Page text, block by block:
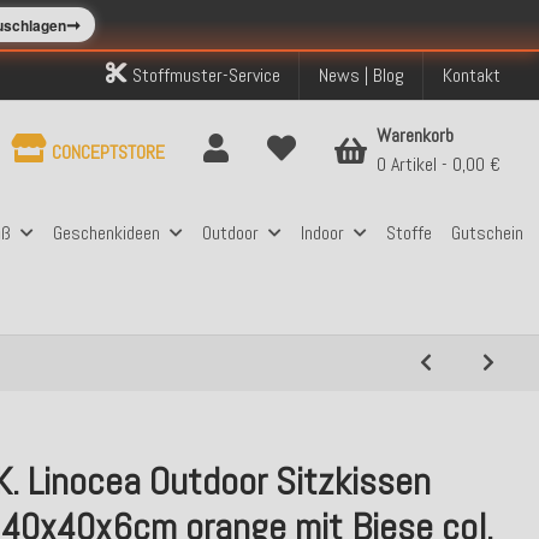
➞
Stoffmuster-Service News | Blog Kontakt
Geschenkideen Outdoor Indoor Stoffe Gutschein
CONCEPTSTORE
Warenkorb
0 Artikel
0,00 €
Linocea Outdoor Sitzkissen
40x40x6cm orange mit Biese col.